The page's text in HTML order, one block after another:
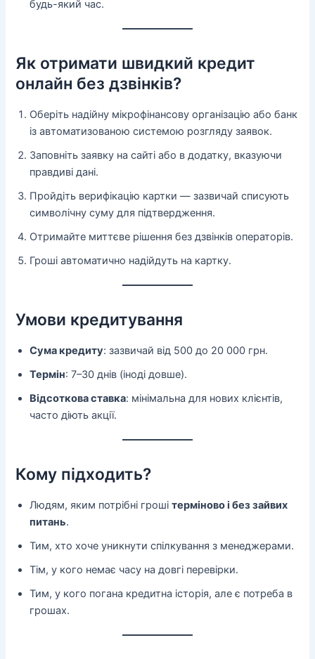
будь-який час.
Як отримати швидкий кредит
онлайн без дзвінків?
Оберіть надійну мікрофінансову організацію або банк
із автоматизованою системою розгляду заявок.
Заповніть заявку на сайті або в додатку, вказуючи
правдиві дані.
Пройдіть верифікацію картки — зазвичай списують
символічну суму для підтвердження.
Отримайте миттєве рішення без дзвінків операторів.
Гроші автоматично надійдуть на картку.
Умови кредитування
Сума кредиту: зазвичай від 500 до 20 000 грн.
Термін: 7–30 днів (іноді довше).
Відсоткова ставка: мінімальна для нових клієнтів,
часто діють акції.
Кому підходить?
Людям, яким потрібні грошітерміново і без зайвих
питань.
Тим, хто хоче уникнути спілкування з менеджерами.
Тім, у кого немає часу на довгі перевірки.
Тим, у кого погана кредитна історія, але є потреба в
грошах.